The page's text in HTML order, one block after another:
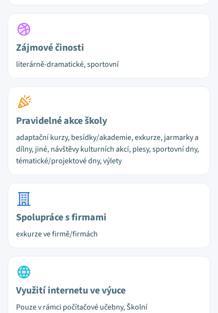
Zájmové činosti
literárně-dramatické, sportovní
Pravidelné akce školy
adaptační kurzy, besídky/akademie, exkurze, jarmarky a
dílny, jiné, návštěvy kulturních akcí, plesy, sportovní dny,
tématické/projektové dny, výlety
Spolupráce s firmami
exkurze ve firmě/firmách
Využití internetu ve výuce
Pouze v rámci počítačové učebny, Školní